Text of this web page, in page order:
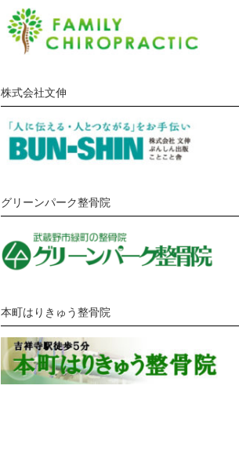
株式会社文伸
グリーンパーク整骨院
本町はりきゅう整骨院